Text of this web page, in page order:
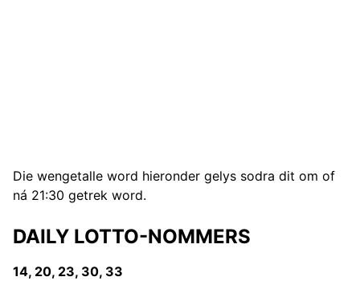
Die wengetalle word hieronder gelys sodra dit om of
ná 21:30 getrek word.
DAILY LOTTO-NOMMERS
14, 20, 23, 30, 33